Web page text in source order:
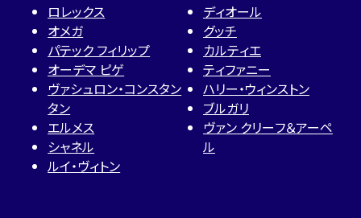
ロレックス
オメガ
パテック フィリップ
オーデマ ピゲ
ヴァシュロン・コンスタン
タン
エルメス
シャネル
ルイ・ヴィトン
ディオール
グッチ
カルティエ
ティファニー
ハリー・ウィンストン
ブルガリ
ヴァン クリーフ＆アーペ
ル